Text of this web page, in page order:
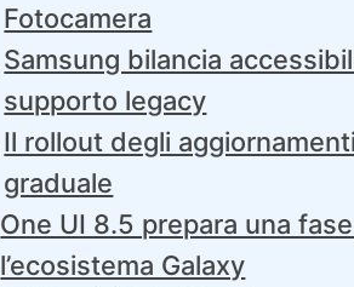
Fotocamera
Samsung bilancia
supporto legacy
Il rollout degli
graduale
One UI 8.5 prepara una
l’ecosistema Galaxy